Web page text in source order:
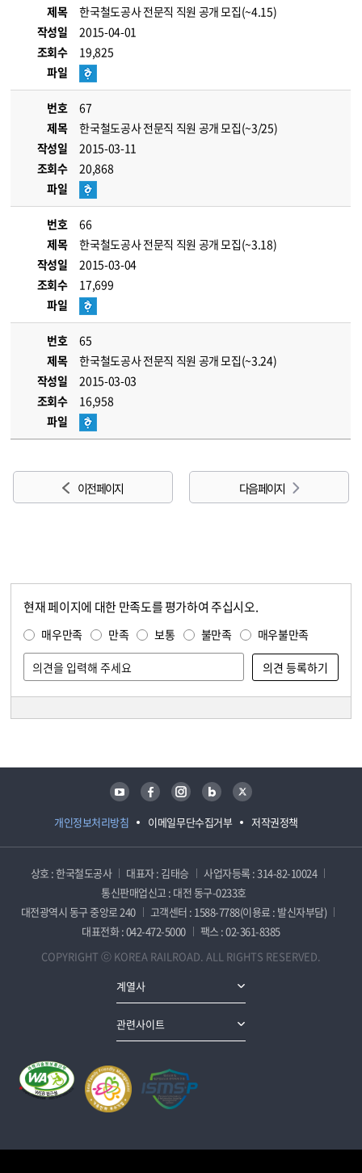
제목
한국철도공사 전문직 직원 공개 모집(~4.15)
작성일
2015-04-01
조회수
19,825
파일
번호
67
제목
한국철도공사 전문직 직원 공개 모집(~3/25)
작성일
2015-03-11
조회수
20,868
파일
번호
66
제목
한국철도공사 전문직 직원 공개 모집(~3.18)
작성일
2015-03-04
조회수
17,699
파일
번호
65
제목
한국철도공사 전문직 직원 공개 모집(~3.24)
작성일
2015-03-03
조회수
16,958
파일
이전 페이지 다음 페이지
현재 페이지에 대한 만족도를 평가하여 주십시오.
매우만족 만족 보통 불만족 매우불만족
개인정보처리방침 이메일무단수집거부 저작권정책
유튜브 페이스북 인스타그램 블로그 트위터
상호 : 한국철도공사 대표자 : 김태승
사업자등록 : 314-82-10024
통신판매업신고 : 대전 동구-0233호
대전광역시 동구 중앙로 240
고객센터 : 1588-7788(이용료 : 발신자부담)
대표전화 : 042-472-5000
팩스 : 02-361-8385
COPYRIGHT ⓒ KOREA RAILROAD. ALL RIGHTS RESERVED.
계열사
관련사이트